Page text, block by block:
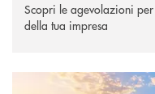
Scopri le agevolazioni
della tua impresa
Scopri di più